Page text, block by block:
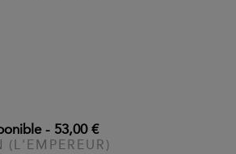
- 53,00 €
(L'EMPEREUR)